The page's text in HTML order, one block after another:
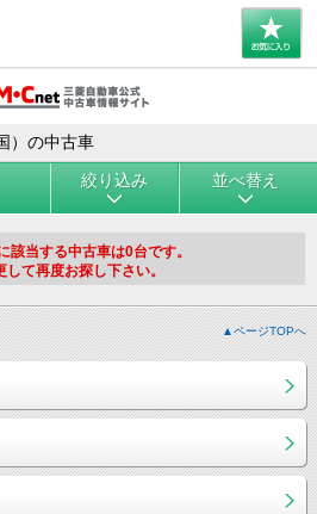
）の中古車
絞り込み 並べ替え
該当する中古車は0台です。
して再度お探し下さい。
▲ページTOPへ